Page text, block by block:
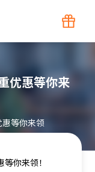
优惠等你来
等你来领
你来领！